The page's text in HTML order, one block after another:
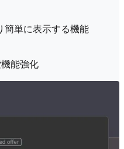
簡単に表示する機能
機能強化